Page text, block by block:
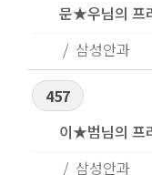
문★우님의 프
삼성안과
457
이★범님의 프
삼성안과